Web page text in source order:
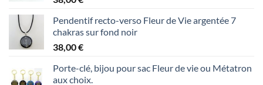
Pendentif recto-verso Fleur de Vie argentée 7
chakras sur fond noir
38,00€
Porte-clé, bijou pour sac Fleur de vie ou Métatron
aux choix.